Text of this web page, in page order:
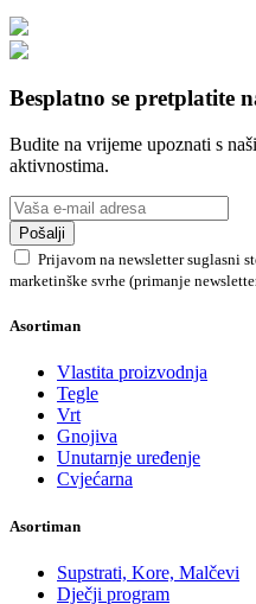
Besplatno se pretplatite
Budite na vrijeme upoznati s
aktivnostima.
Pošalji
Prijavom na newsletter suglasni
marketinške svrhe (primanje
Asortiman
Vlastita proizvodnja
Tegle
Vrt
Gnojiva
Unutarnje uređenje
Cvjećarna
Asortiman
Supstrati, Kore, Malčevi
Dječji program